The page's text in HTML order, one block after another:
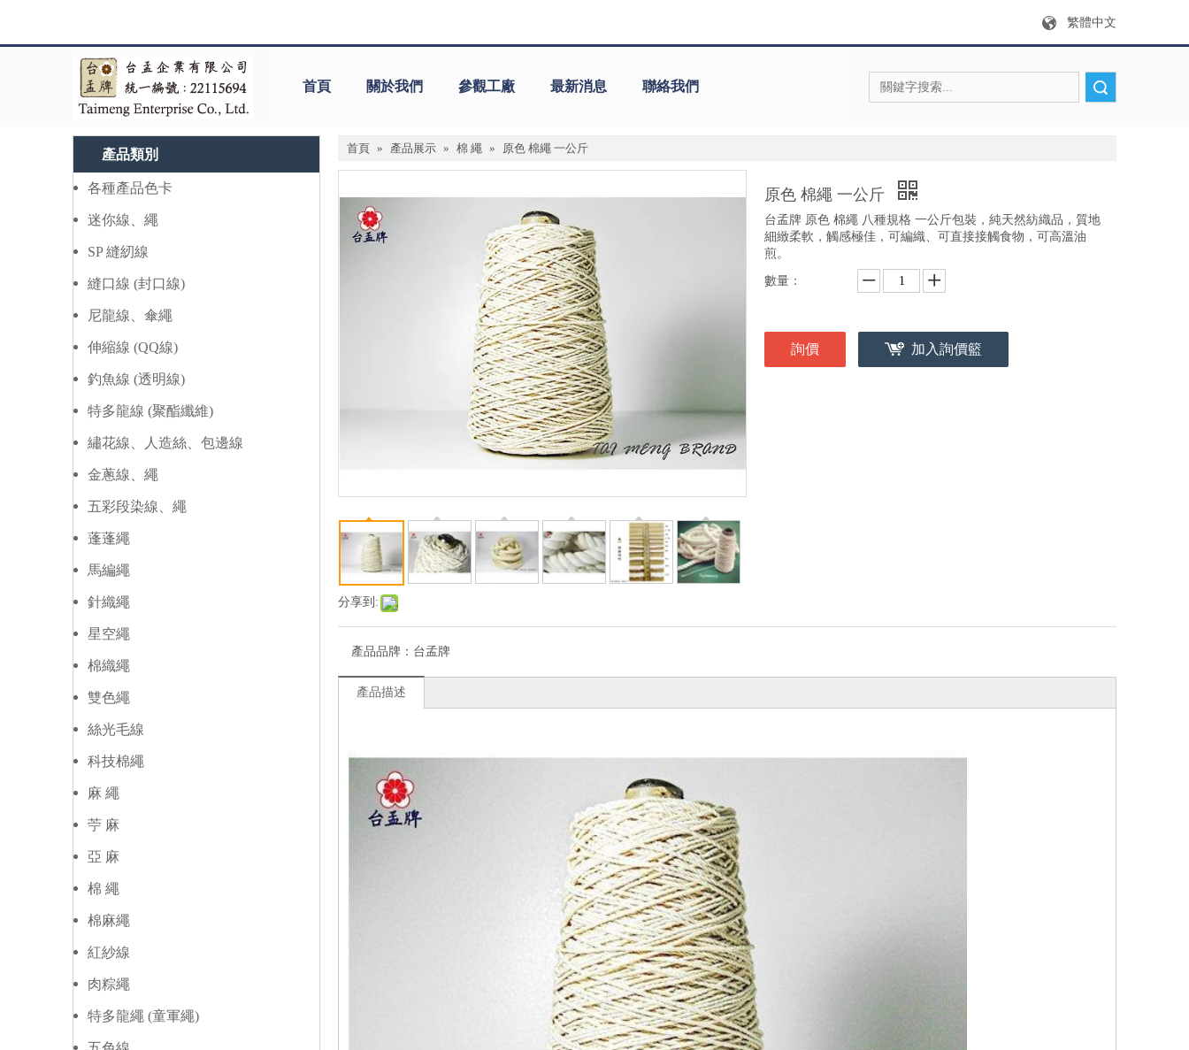
繁體中文
首頁 關於我們 參觀工廠 最新消息 聯絡我們
產品類別
各種產品色卡
迷你線、繩
SP 縫紉線
縫口線 (封口線)
尼龍線、傘繩
伸縮線 (QQ線)
釣魚線 (透明線)
特多龍線 (聚酯纖維)
繡花線、人造絲、包邊線
金蔥線、繩
五彩段染線、繩
蓬蓬繩
馬編繩
針織繩
星空繩
棉織繩
雙色繩
絲光毛線
科技棉繩
麻 繩
苧 麻
亞 麻
棉 繩
棉麻繩
紅紗線
肉粽繩
特多龍繩 (童軍繩)
首頁 » 產品展示 » 棉 繩 » 原色 棉繩 一公斤
分享到:
原色 棉繩 一公斤
台孟牌 原色 棉繩 八種規格 一公斤包裝，純天然紡織品，質地
細緻柔軟，觸感極佳，可編織、可直接接觸食物，可高溫油
煎。
數量：
詢價 加入詢價籃
產品品牌： 台孟牌
產品描述